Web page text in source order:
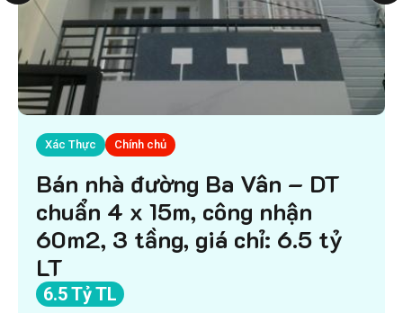
Xác Thực Chính chủ
Bán nhà đường Ba Vân – DT
chuẩn 4 x 15m, công nhận
60m2, 3 tầng, giá chỉ: 6.5 tỷ
LT
6.5 Tỷ TL